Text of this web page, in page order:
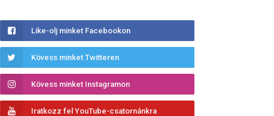
Like-olj minket Facebookon
Kövess minket Twitteren
Kövess minket Instagramon
Iratkozz fel YouTube-csatornánkra